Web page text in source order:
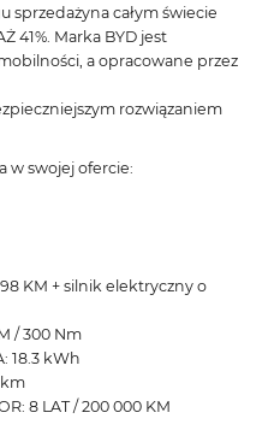
sprzedażyna całym świecie
41%. Marka BYD jest
a opracowane przez
rozwiązaniem
w swojej ofercie:
KM + silnik elektryczny o
/ 300 Nm
18.3 kWh
km
8 LAT / 200 000 KM